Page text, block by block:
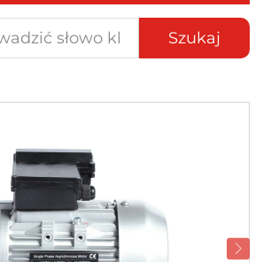
Szukaj